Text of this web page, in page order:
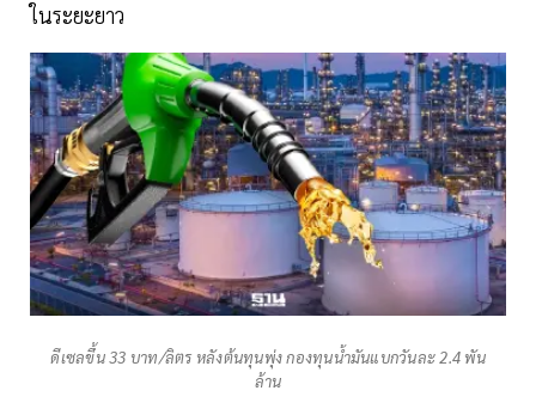
ในระยะยาว
ดีเซลขึ้น 33 บาท/ลิตร หลังต้นทุนพุ่ง กองทุนน้ำมันแบกวันละ 2.4 พัน
ล้าน